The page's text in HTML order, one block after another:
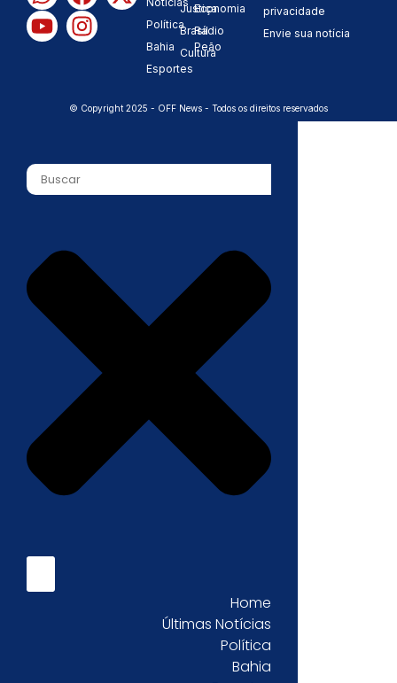
Política
Bahia
Esportes
Justiça
Brasil
Cultura
Economia
Rádio
Peão
privacidade
Envie sua notícia
© Copyright 2025 - OFF News - Todos os direitos reservados
Home
Últimas Notícias
Política
Bahia